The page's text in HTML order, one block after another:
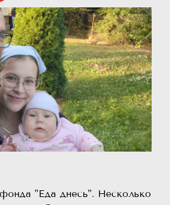
"Еда днесь". Несколько